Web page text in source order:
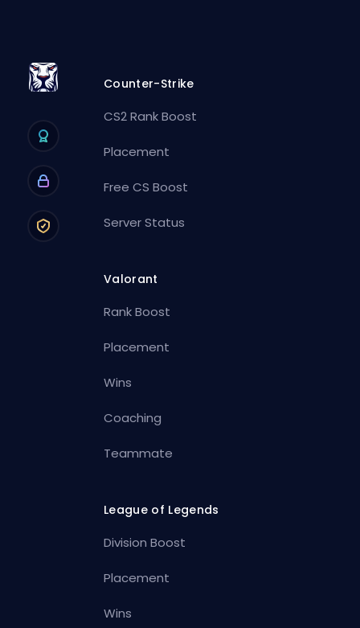
Counter-Strike
CS2 Rank Boost
Placement
Free CS Boost
Server Status
Valorant
Rank Boost
Placement
Wins
Coaching
Teammate
League of Legends
Division Boost
Placement
Wins